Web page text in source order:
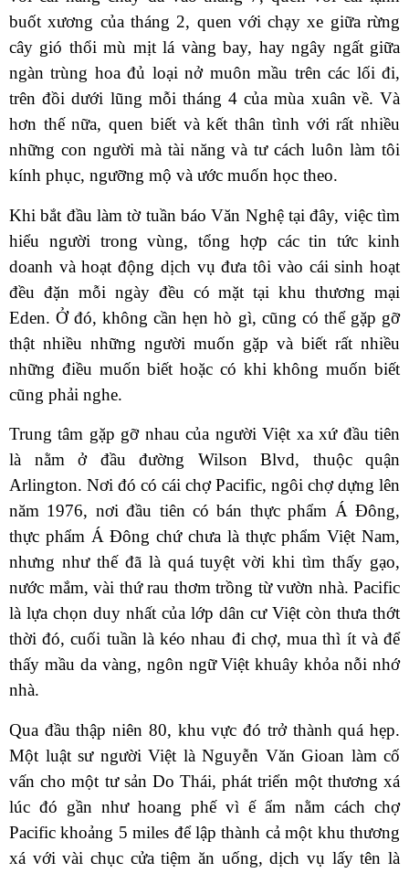
buốt xương của tháng 2, quen với chạy xe giữa rừng
cây gió thổi mù mịt lá vàng bay, hay ngây ngất giữa
ngàn trùng hoa đủ loại nở muôn mầu trên các lối đi,
trên đồi dưới lũng mỗi tháng 4 của mùa xuân về. Và
hơn thế nữa, quen biết và kết thân tình với rất nhiều
những con người mà tài năng và tư cách luôn làm tôi
kính phục, ngưỡng mộ và ước muốn học theo.
Khi bắt đầu làm tờ tuần báo Văn Nghệ tại đây, việc tìm
hiểu người trong vùng, tổng hợp các tin tức kinh
doanh và hoạt động dịch vụ đưa tôi vào cái sinh hoạt
đều đặn mỗi ngày đều có mặt tại khu thương mại
Eden. Ở đó, không cần hẹn hò gì, cũng có thể gặp gỡ
thật nhiều những người muốn gặp và biết rất nhiều
những điều muốn biết hoặc có khi không muốn biết
cũng phải nghe.
Trung tâm gặp gỡ nhau của người Việt xa xứ đầu tiên
là nằm ở đầu đường Wilson Blvd, thuộc quận
Arlington. Nơi đó có cái chợ Pacific, ngôi chợ dựng lên
năm 1976, nơi đầu tiên có bán thực phẩm Á Đông,
thực phẩm Á Đông chứ chưa là thực phẩm Việt Nam,
nhưng như thế đã là quá tuyệt vời khi tìm thấy gạo,
nước mắm, vài thứ rau thơm trồng từ vườn nhà. Pacific
là lựa chọn duy nhất của lớp dân cư Việt còn thưa thớt
thời đó, cuối tuần là kéo nhau đi chợ, mua thì ít và để
thấy mầu da vàng, ngôn ngữ Việt khuây khỏa nỗi nhớ
nhà.
Qua đầu thập niên 80, khu vực đó trở thành quá hẹp.
Một luật sư người Việt là Nguyễn Văn Gioan làm cố
vấn cho một tư sản Do Thái, phát triển một thương xá
lúc đó gần như hoang phế vì ế ẩm nằm cách chợ
Pacific khoảng 5 miles để lập thành cả một khu thương
xá với vài chục cửa tiệm ăn uống, dịch vụ lấy tên là